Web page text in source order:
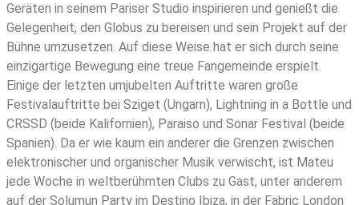
Geräten in seinem Pariser Studio inspirieren und genießt die
Gelegenheit, den Globus zu bereisen und sein Projekt auf der
Bühne umzusetzen. Auf diese Weise hat er sich durch seine
einzigartige Bewegung eine treue Fangemeinde erspielt.
Einige der letzten umjubelten Auftritte waren große
Festivalauftritte bei Sziget (Ungarn), Lightning in a Bottle und
CRSSD (beide Kalifornien), Paraiso und Sonar Festival (beide
Spanien). Da er wie kaum ein anderer die Grenzen zwischen
elektronischer und organischer Musik verwischt, ist Mateu
jede Woche in weltberühmten Clubs zu Gast, unter anderem
auf der Solumun Party im Destino Ibiza, in der Fabric London